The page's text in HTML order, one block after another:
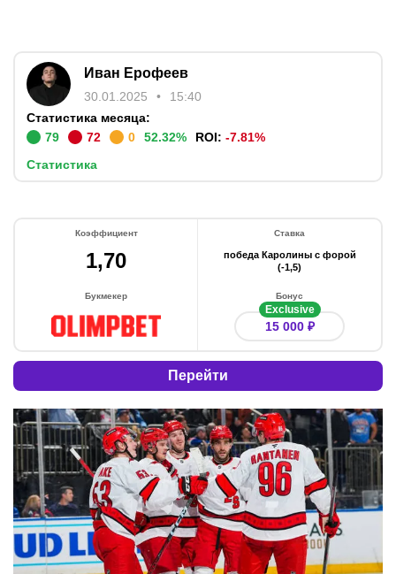
Иван Ерофеев
30.01.2025
15:40
Статистика месяца:
79
72 0 52.32% ROI: -7.81%
Статистика
Коэффициент
1,70
Ставка
победа Каролины с форой
(-1,5)
Букмекер Бонус
Exclusive
15 000 ₽
Перейти